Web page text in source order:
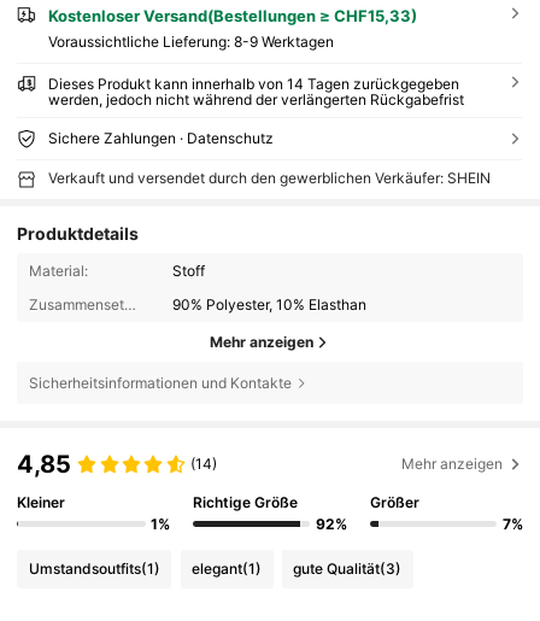
Kostenloser Versand(Bestellungen ≥ CHF15,33)
Voraussichtliche Lieferung: 8-9 Werktagen
Dieses Produkt kann innerhalb von 14 Tagen zurückgegeben
werden, jedoch nicht während der verlängerten Rückgabefrist
Sichere Zahlungen · Datenschutz
Verkauft und versendet durch den gewerblichen Verkäufer: SHEIN
Produktdetails
Material:
Stoff
Zusammensetzung:
90% Polyester, 10% Elasthan
Mehr anzeigen
Sicherheitsinformationen und Kontakte
4,85 (14) Mehr anzeigen
Kleiner
1%
Richtige Größe
92%
Größer
7%
Umstandsoutfits(1) elegant(1) gute Qualität(3)